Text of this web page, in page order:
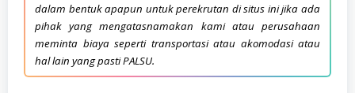
dalam bentuk apapun untuk perekrutan di situs ini jika ada
pihak yang mengatasnamakan kami atau perusahaan
meminta biaya seperti transportasi atau akomodasi atau
hal lain yang pasti PALSU.